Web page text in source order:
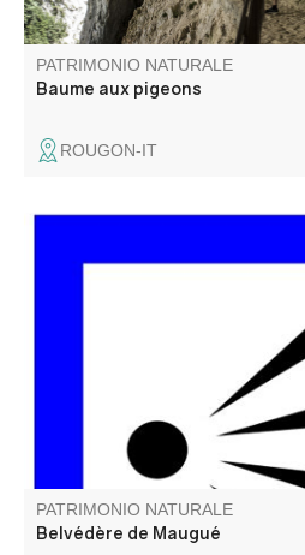
PATRIMONIO NATURALE
Baume aux pigeons
ROUGON-IT
Un beau point de vue sur l'un
d'Europe, direction le fameux
PATRIMONIO NATURALE
Belvédère de Maugué